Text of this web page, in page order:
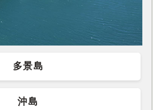
多景島
沖島